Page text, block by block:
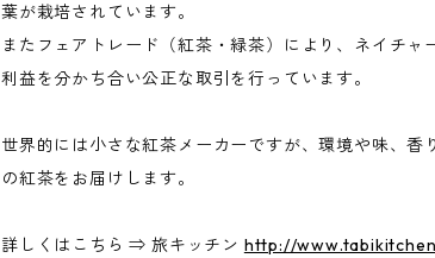
葉が栽培されています。
またフェアトレード（紅茶・緑茶）により、ネイチ
利益を分かち合い公正な取引を行っています。
世界的には小さな紅茶メーカーですが、環境や味、香
の紅茶をお届けします。
詳しくはこちら ⇒ 旅キッチン http://